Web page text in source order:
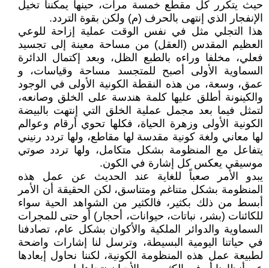
حيث يتكرر كل مقطع خمسة مرات، حينها يمكننا تخيل
الإنفجار الذي إنتهی بالحرف (م) ولكن بقوة التردد.
هذا التجلي مثل في نفس الوقت عملية إزاحة للوعي
العظيم المقدس (العقل) من مساحة معينة إلى تجسيد
فعلي، مخلفا وراءه بالطبع الظل، وبعد إكتمال الدائرة
السماوية الأولى أصبح للمتجسد مساحة وقياسات، و
عمق، وسعة، من هذه النقطة الكونية الأولى في الوجود
والكينونة أطلق عليها كلمة هندسة على الخلق وصانعه،
لتمثل فيما بعد مجمل عملية الخلق التي إنتهت بالبيضة
الكونية الأولى وزهرة الحياة، فكلها تحوي أرقام وعوالم
لها معاني ولغة كونية مقدسة لها مقاطع، ولها تردد رنيني
يتفاعل مع المنظومة بشكل متكامل، ولها تردد صوتي
موسيقي يعكس كل إشارة في الكون.
يبدو الأمر صعباً للغاية عند الحديث عن عمل هذه
المنظومة بشكل متناغم ومتناسق، لكن الحقيقة أن الأمر
أبسط من ذلك بكثير، فالكثير من الشواهد الحية سواء
للكائنات (بشر، نباتات، حيوانات، أحجار) أو حتى للمجرات
السماوية والدوائر الملكية والأكوان بشكل عام، تصادفنا
في حياتنا اليومية البسيطة، وترسل لنا إشارات واضحة
لطبيعة عمل هذه المنظومة الكونية، لكننا نحاول إبعادها